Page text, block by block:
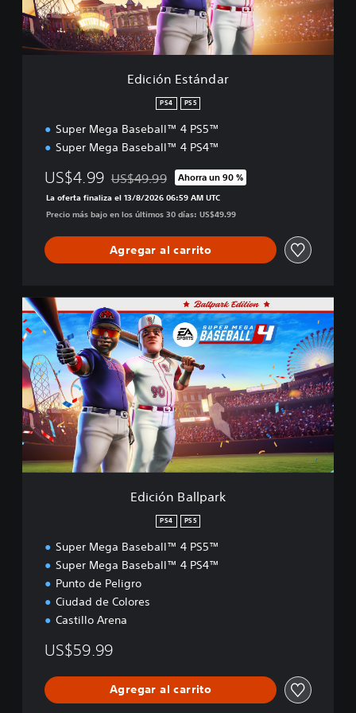
t
Edición Estándar
PS4 PS5
Super Mega Baseball™ 4 PS5™
Super Mega Baseball™ 4 PS4™
US$4.99 Rebajado del precio original de US$49.99
US$49.99 Ahorra un 90 %
La oferta finaliza el 13/8/2026 06:59 AM UTC
Precio más bajo en los últimos 30 días: US$49.99
Agregar al carrito
E
d
i
c
i
ó
n
B
a
l
p
Edición Ballpark
PS4 PS5
Super Mega Baseball™ 4 PS5™
Super Mega Baseball™ 4 PS4™
Punto de Peligro
Ciudad de Colores
Castillo Arena
US$59.99
Agregar al carrito